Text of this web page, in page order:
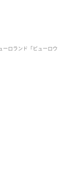
ーロランド「ピューロウ